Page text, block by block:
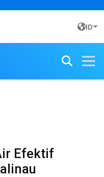
ID
Efektif